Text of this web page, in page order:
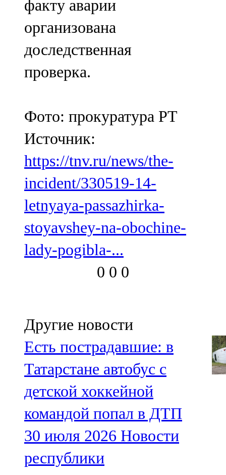
факту аварии
организована
доследственная
проверка.
Фото: прокуратура РТ
Источник:
https://tnv.ru/news/the-
incident/330519-14-
letnyaya-passazhirka-
stoyavshey-na-obochine-
lady-pogibla-...
0 0 0
Другие новости
Есть пострадавшие: в
Татарстане автобус с
детской хоккейной
командой попал в ДТП
30 июля 2026 Новости
республики